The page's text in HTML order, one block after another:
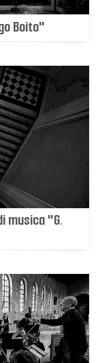
Boito"
musica "G.